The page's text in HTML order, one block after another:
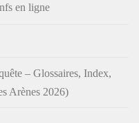
en ligne
– Glossaires, Index,
Arènes 2026)